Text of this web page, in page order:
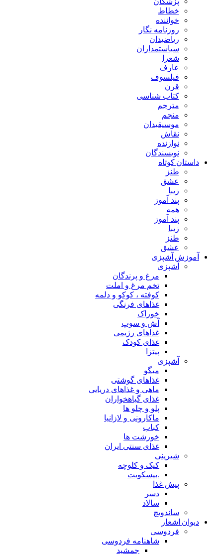
خطاط
خواننده
روزنامه نگار
ریاضیدان
سیاستمداران
شعرا
عارف
فیلسوف
قرن
کتاب شناسی
مترجم
منجم
موسیقیدان
نقاش
نوازنده
نویسندگان
داستان کوتاه
طنز
عشق
زیبا
پند آموز
همه
پند آموز
زیبا
طنز
عشق
آموزش آشپزی
آشپزی
مرغ و پرندگان
تخم مرغ و املت
کوفته ، کوکو و دلمه
غذاهای فرنگی
خوراک
آش و سوپ
غذاهای رژیمی
غذای کودک
پیتزا
آشپزی
میگو
غذاهای گوشتی
ماهی و غذاهای دریایی
غذای گیاهخواران
پلو و چلو ها
ماکارونی و لازانیا
کباب
خورشت ها
غذای سنتی ایران
شیرینی
کیک و کلوچه
.بیسکویت
پیش غذا
دسر
سالاد
ساندویچ
دیوان اشعار
فردوسی
شاهنامه فردوسی
جمشید